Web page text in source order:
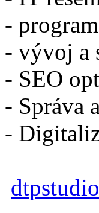
-
- vývoj a
- SEO
- Správa
-